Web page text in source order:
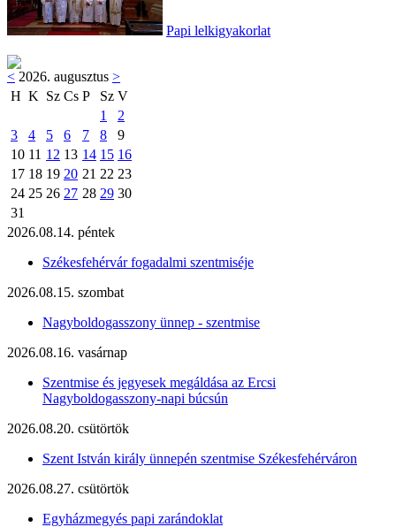
Papi lelkigyakorlat
< 2026. augusztus >
H K Sz Cs P Sz V
1
2
3
4 5 6 7 8
9
10 11 12 13 14 15 16
17 18 19 20 21 22 23
24 25 26 27 28 29 30
31
2026.08.14. péntek
Székesfehérvár fogadalmi szentmiséje
2026.08.15. szombat
Nagyboldogasszony ünnep - szentmise
2026.08.16. vasárnap
Szentmise és jegyesek megáldása az Ercsi
Nagyboldogasszony-napi búcsún
2026.08.20. csütörtök
Szent István király ünnepén szentmise Székesfehérváron
2026.08.27. csütörtök
Egyházmegyés papi zarándoklat